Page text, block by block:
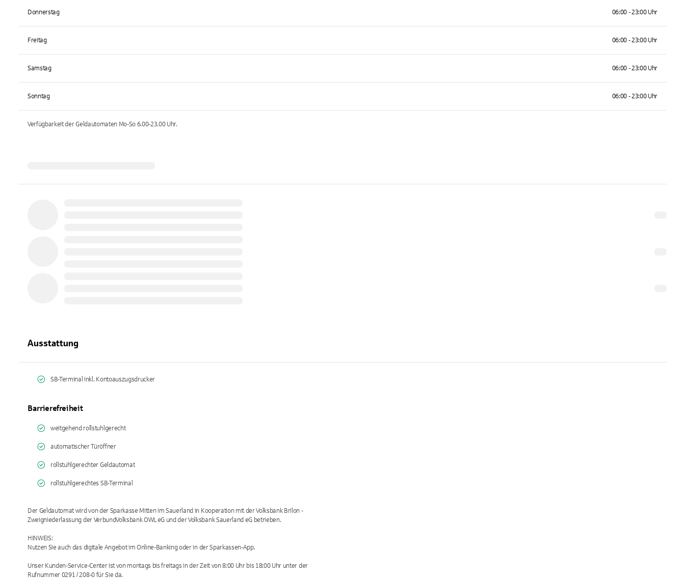
Donnerstag 06:00 - 23:00 Uhr
Freitag 06:00 - 23:00 Uhr
Samstag 06:00 - 23:00 Uhr
Sonntag 06:00 - 23:00 Uhr
Verfügbarkeit der Geldautomaten Mo-So 6.00-23.00Uhr.
Ausstattung
SB-Terminal inkl. Kontoauszugsdrucker
Barrierefreiheit
weitgehend rollstuhlgerecht
automatischer Türöffner
rollstuhlgerechter Geldautomat
rollstuhlgerechtes SB-Terminal
Der Geldautomat wird von der Sparkasse Mitten im Sauerland in Kooperation mit der Volksbank Brilon -
Zweigniederlassung der VerbundVolksbank OWL eG und der Volksbank Sauerland eG betrieben.
HINWEIS:
Nutzen Sie auch das digitale Angebot im Online-Banking oder in der Sparkassen-App.
Unser Kunden-Service-Center ist von montags bis freitags in der Zeit von 8:00 Uhr bis 18:00 Uhr unter der
Rufnummer 0291 / 208-0 für Sie da.